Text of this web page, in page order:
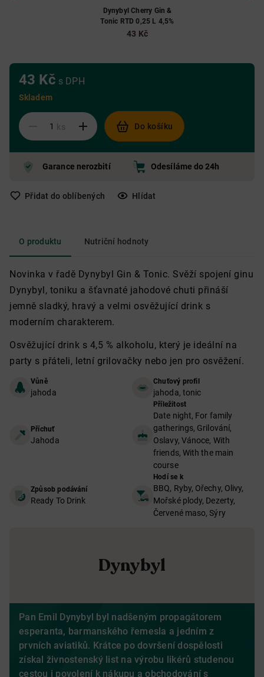
Dynybyl Cherry Gin &
Tonic RTD 0,25 L 4,5%
43 Kč
43 Kč s DPH
Skladem
ks Do košíku
Garance nerozbití Odesíláme do 24h
Přidat do oblíbených Hlídat
O produktu Nutriční hodnoty
Novinka v řadě Dynybyl Gin & Tonic. Svěží spojení ginu
Dynybyl, toniku a šťavnaté jahodové chuti přináší
jemně sladký, hravý a velmi osvěžující drink s
moderním charakterem.
Osvěžující drink s 4,5 % alkoholu, který je ideální na
party s přáteli, letní grilovačky nebo jen pro osvěžení.
Vůně
jahoda
Chuťový profil
jahoda, tonic
Příchuť
Jahoda
Příležitost
Date night, For family
gatherings, Grilování,
Oslavy, Vánoce, With
friends, With the main
course
Způsob podávání
Ready To Drink
Hodí se k
BBQ, Ryby, Ořechy, Olivy,
Mořské plody, Dezerty,
Červené maso, Sýry
Dynybyl
Pan Emil Dynybyl byl nadšeným propagátorem
esperanta, barmanského řemesla a jedním z
prvních aviatiků. Krátce po dovršení dospělosti
získal živnostenský list na výrobu likérů studenou
cestou i povolení k nákupu a obchodování s